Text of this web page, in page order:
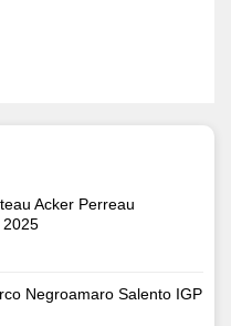
Acker Perreau
2025
Negroamaro Salento IGP